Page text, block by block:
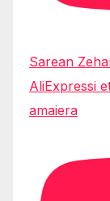
Sarean
AliExpressi
amaiera